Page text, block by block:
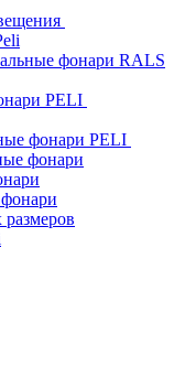
фонари RALS
PELI
фонари PELI
фонари